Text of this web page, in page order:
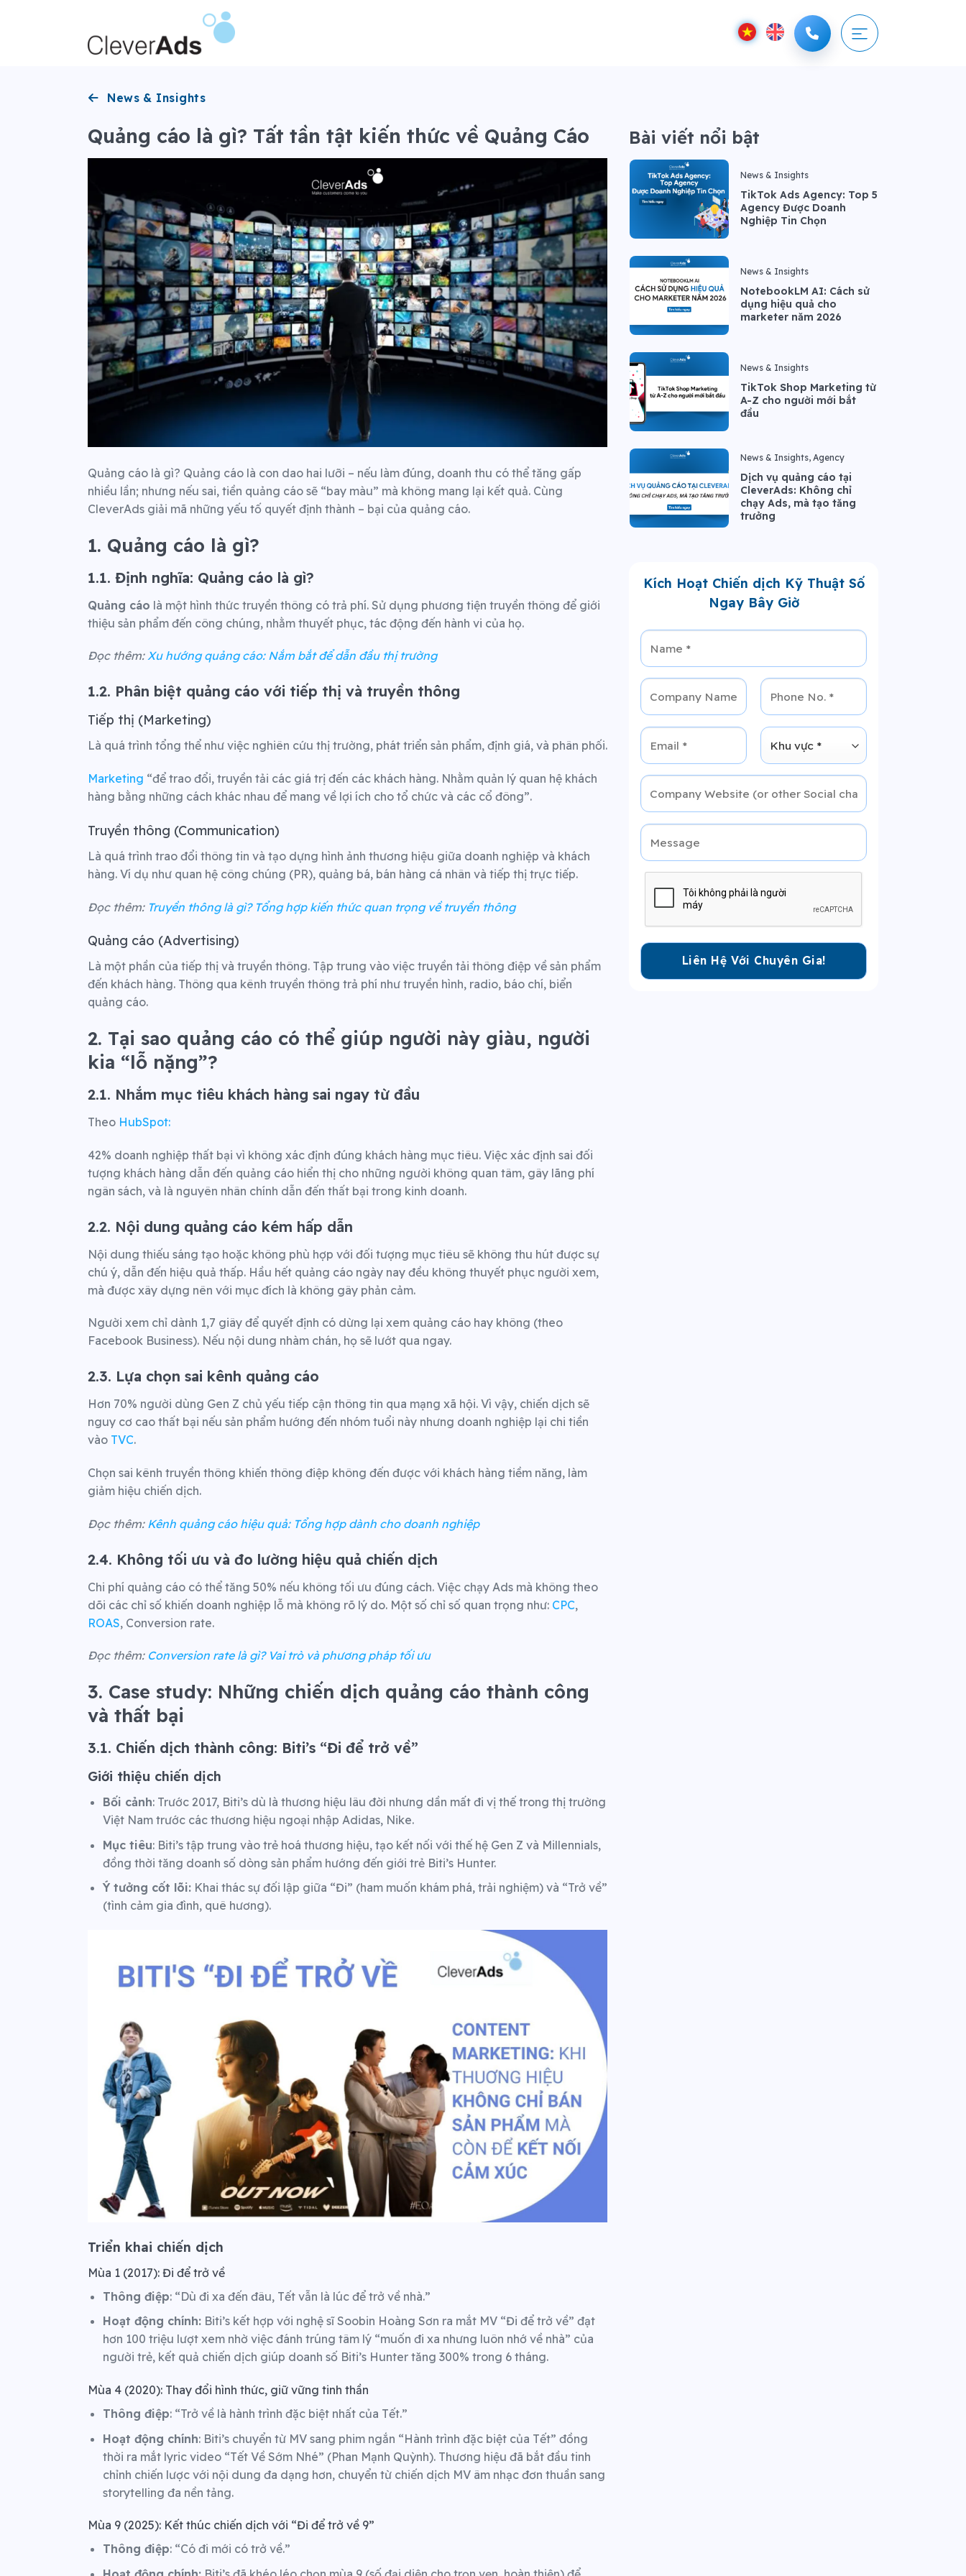
News & Insights
Quảng cáo là gì? Tất tần tật kiến thức về Quảng Cáo
Quảng cáo là gì? Quảng cáo là con dao hai lưỡi – nếu làm đúng, doanh thu có thể tăng gấp
nhiều lần; nhưng nếu sai, tiền quảng cáo sẽ “bay màu” mà không mang lại kết quả. Cùng
CleverAds giải mã những yếu tố quyết định thành – bại của quảng cáo.
1. Quảng cáo là gì?
1.1. Định nghĩa: Quảng cáo là gì?
Quảng cáo là một hình thức truyền thông có trả phí. Sử dụng phương tiện truyền thông để giới
thiệu sản phẩm đến công chúng, nhằm thuyết phục, tác động đến hành vi của họ.
Đọc thêm:Xu hướng quảng cáo: Nắm bắt để dẫn đầu thị trường
1.2. Phân biệt quảng cáo với tiếp thị và truyền thông
Tiếp thị (Marketing)
Là quá trình tổng thể như việc nghiên cứu thị trường, phát triển sản phẩm, định giá, và phân phối.
Marketing “để trao đổi, truyền tải các giá trị đến các khách hàng. Nhằm quản lý quan hệ khách
hàng bằng những cách khác nhau để mang về lợi ích cho tổ chức và các cổ đông”.
Truyền thông (Communication)
Là quá trình trao đổi thông tin và tạo dựng hình ảnh thương hiệu giữa doanh nghiệp và khách
hàng. Ví dụ như quan hệ công chúng (PR), quảng bá, bán hàng cá nhân và tiếp thị trực tiếp.
Đọc thêm: Truyền thông là gì? Tổng hợp kiến thức quan trọng về truyền thông
Quảng cáo (Advertising)
Là một phần của tiếp thị và truyền thông. Tập trung vào việc truyền tải thông điệp về sản phẩm
đến khách hàng. Thông qua kênh truyền thông trả phí như truyền hình, radio, báo chí, biển
quảng cáo.
2. Tại sao quảng cáo có thể giúp người này giàu, người
kia “lỗ nặng”?
2.1. Nhắm mục tiêu khách hàng sai ngay từ đầu
Theo HubSpot:
42% doanh nghiệp thất bại vì không xác định đúng khách hàng mục tiêu. Việc xác định sai đối
tượng khách hàng dẫn đến quảng cáo hiển thị cho những người không quan tâm, gây lãng phí
ngân sách, và là nguyên nhân chính dẫn đến thất bại trong kinh doanh.
2.2. Nội dung quảng cáo kém hấp dẫn
Nội dung thiếu sáng tạo hoặc không phù hợp với đối tượng mục tiêu sẽ không thu hút được sự
chú ý, dẫn đến hiệu quả thấp. Hầu hết quảng cáo ngày nay đều không thuyết phục người xem,
mà được xây dựng nên với mục đích là không gây phản cảm.
Người xem chỉ dành 1,7 giây để quyết định có dừng lại xem quảng cáo hay không (theo
Facebook Business). Nếu nội dung nhàm chán, họ sẽ lướt qua ngay.
2.3. Lựa chọn sai kênh quảng cáo
Hơn 70% người dùng Gen Z chủ yếu tiếp cận thông tin qua mạng xã hội. Vì vậy, chiến dịch sẽ
nguy cơ cao thất bại nếu sản phẩm hướng đến nhóm tuổi này nhưng doanh nghiệp lại chi tiền
vào TVC.
Chọn sai kênh truyền thông khiến thông điệp không đến được với khách hàng tiềm năng, làm
giảm hiệu chiến dịch.
Đọc thêm: Kênh quảng cáo hiệu quả: Tổng hợp dành cho doanh nghiệp
2.4. Không tối ưu và đo lường hiệu quả chiến dịch
Chi phí quảng cáo có thể tăng 50% nếu không tối ưu đúng cách. Việc chạy Ads mà không theo
dõi các chỉ số khiến doanh nghiệp lỗ mà không rõ lý do. Một số chỉ số quan trọng như: CPC,
ROAS, Conversion rate.
Đọc thêm: Conversion rate là gì? Vai trò và phương pháp tối ưu
3. Case study: Những chiến dịch quảng cáo thành công
và thất bại
3.1. Chiến dịch thành công: Biti’s “Đi để trở về”
Giới thiệu chiến dịch
Bối cảnh: Trước 2017, Biti’s dù là thương hiệu lâu đời nhưng dần mất đi vị thế trong thị trường
Việt Nam trước các thương hiệu ngoại nhập Adidas, Nike.
Mục tiêu: Biti’s tập trung vào trẻ hoá thương hiệu, tạo kết nối với thế hệ Gen Z và Millennials,
đồng thời tăng doanh số dòng sản phẩm hướng đến giới trẻ Biti’s Hunter.
Ý tưởng cốt lõi:Khai thác sự đối lập giữa “Đi” (ham muốn khám phá, trải nghiệm) và “Trở về”
(tình cảm gia đình, quê hương).
Triển khai chiến dịch
Mùa 1 (2017): Đi để trở về
Thông điệp: “Dù đi xa đến đâu, Tết vẫn là lúc để trở về nhà.”
Hoạt động chính:Biti’s kết hợp với nghệ sĩ Soobin Hoàng Sơn ra mắt MV “Đi để trở về” đạt
hơn 100 triệu lượt xem nhờ việc đánh trúng tâm lý “muốn đi xa nhưng luôn nhớ về nhà” của
người trẻ, kết quả chiến dịch giúp doanh số Biti’s Hunter tăng 300% trong 6 tháng.
Mùa 4 (2020): Thay đổi hình thức, giữ vững tinh thần
Thông điệp: “Trở về là hành trình đặc biệt nhất của Tết.”
Hoạt động chính: Biti’s chuyển từ MV sang phim ngắn “Hành trình đặc biệt của Tết” đồng
thời ra mắt lyric video “Tết Về Sớm Nhé” (Phan Mạnh Quỳnh). Thương hiệu đã bắt đầu tinh
chỉnh chiến lược với nội dung đa dạng hơn, chuyển từ chiến dịch MV âm nhạc đơn thuần sang
storytelling đa nền tảng.
Mùa 9 (2025): Kết thúc chiến dịch với “Đi để trở về 9”
Thông điệp: “Có đi mới có trở về.”
Bài viết nổi bật
News & Insights
TikTok Ads Agency: Top 5
Agency Được Doanh
Nghiệp Tin Chọn
News & Insights
NotebookLM AI: Cách sử
dụng hiệu quả cho
marketer năm 2026
News & Insights
TikTok Shop Marketing từ
A-Z cho người mới bắt
đầu
News & Insights, Agency
Dịch vụ quảng cáo tại
CleverAds: Không chỉ
chạy Ads, mà tạo tăng
trưởng
Kích Hoạt Chiến dịch Kỹ Thuật Số
Ngay Bây Giờ